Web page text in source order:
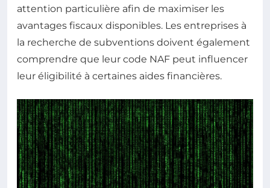
attention particulière afin de maximiser les
avantages fiscaux disponibles. Les entreprises à
la recherche de subventions doivent également
comprendre que leur code NAF peut influencer
leur éligibilité à certaines aides financières.